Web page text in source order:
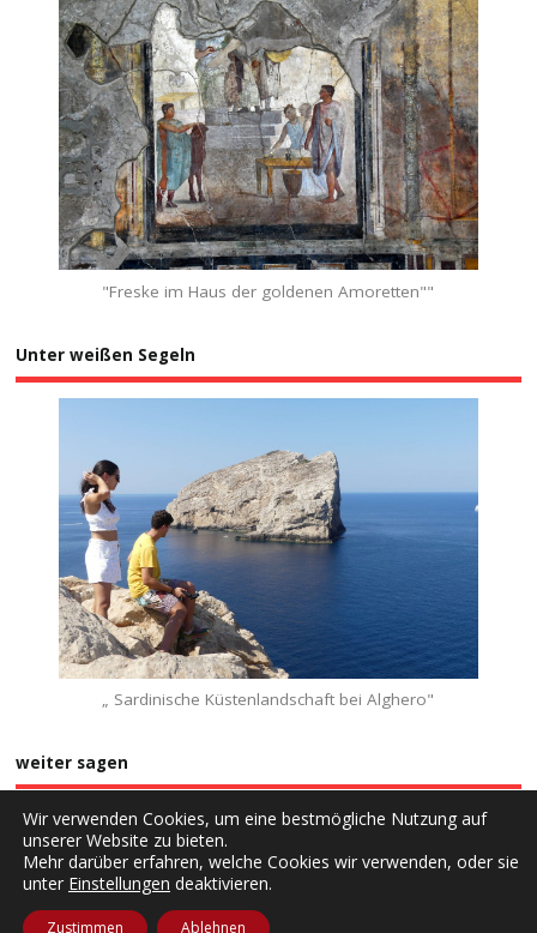
"Freske im Haus der goldenen Amoretten""
Unter weißen Segeln
„ Sardinische Küstenlandschaft bei Alghero"
weiter sagen
Copyright ©2026. rantlos
Wir verwenden Cookies, um eine bestmögliche Nutzung auf
unserer Website zu bieten.
Mehr darüber erfahren, welche Cookies wir verwenden, oder sie
unter Einstellungen deaktivieren.
Zustimmen Ablehnen